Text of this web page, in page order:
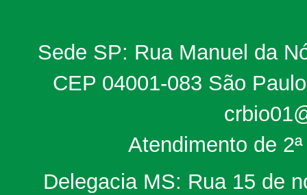
Sede SP: Rua Manuel da
CEP 04001-083 São
Atendimento de
Delegacia MS: Rua 15 de